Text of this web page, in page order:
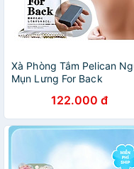
Xà Phòng Tắm Pelican
Mụn Lưng For Back
122.000 đ